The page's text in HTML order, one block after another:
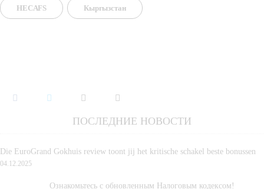
HECAFS Кыргызстан
ПОСЛЕДНИЕ НОВОСТИ
Die EuroGrand Gokhuis review toont jij het kritische schakel beste bonussen
04.12.2025
Ознакомьтесь с обновленным Налоговым кодексом!